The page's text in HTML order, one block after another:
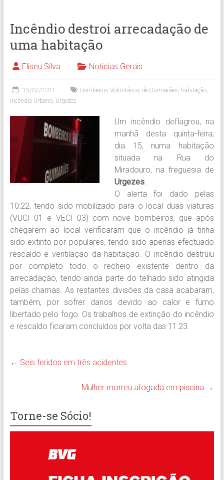
Incêndio destroi arrecadação de
uma habitação
Eliseu Silva Noticias Gerais
15/07/2011 Bombeiros Voluntários de Guimarães, habitação,
Incêndio Urbano, Urgezes
Um incêndio deflagrou, na
manhã desta quinta-feira,
dia 15, numa habitação
situada na Rua do
Miradouro, na freguesia de
Urgezes.
O alerta foi dado pelas
10:22, tendo sido mobilizado para o local duas viaturas
(VUCI 01 e VECI 03) com nove bombeiros, que após
chegarem ao local verificaram que o incêndio já tinha
sido extinto por populares, tendo sido apenas efectuado
rescaldo e ventilação da habitação. O incêndio destruiu
por completo todo o recheio existente dentro da
arrecadação, tendo ainda parte do telhado sido atingida
pelas chamas. As restantes divisões da casa acabaram,
também, por sofrer danos devido ao calor e fumo
libertado pelo fogo. Os trabalhos de extinção do incêndio
e rescaldo ficaram concluídos por volta das 11:23.
← Seis feridos em três acidentes
Mulher morreu afogada em piscina →
Torne-se Sócio!